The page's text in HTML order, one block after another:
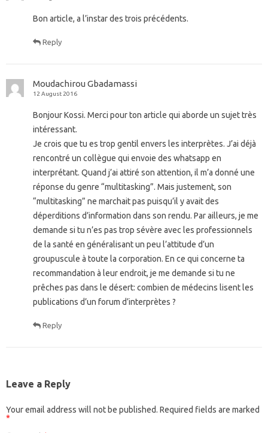
Bon article, a l’instar des trois précédents.
Reply
Moudachirou Gbadamassi
12 August 2016
Bonjour Kossi. Merci pour ton article qui aborde un sujet très
intéressant.
Je crois que tu es trop gentil envers les interprètes. J’ai déjà
rencontré un collègue qui envoie des whatsapp en
interprétant. Quand j’ai attiré son attention, il m’a donné une
réponse du genre “multitasking”. Mais justement, son
“multitasking” ne marchait pas puisqu’il y avait des
déperditions d’information dans son rendu. Par ailleurs, je me
demande si tu n’es pas trop sévère avec les professionnels
de la santé en généralisant un peu l’attitude d’un
groupuscule à toute la corporation. En ce qui concerne ta
recommandation à leur endroit, je me demande si tu ne
prêches pas dans le désert: combien de médecins lisent les
publications d’un forum d’interprètes ?
Reply
Leave a Reply
Your email address will not be published. Required fields are marked
*